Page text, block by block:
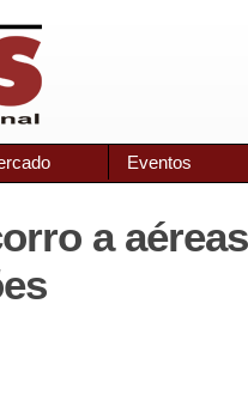
Eventos
a aéreas